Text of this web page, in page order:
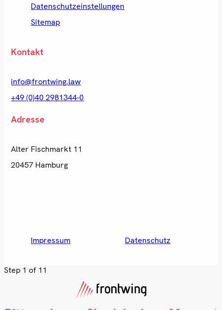
Datenschutzeinstellungen
Sitemap
Kontakt
info@frontwing.law
+49 (0)40 2981344-0
Adresse
Alter Fischmarkt 11
20457 Hamburg
Impressum Datenschutz
Step 1 of 11